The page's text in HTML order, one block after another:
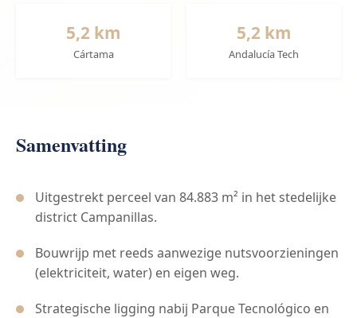
5,2 km
Cártama
5,2 km
Andalucía Tech
Samenvatting
Uitgestrekt perceel van 84.883 m² in het stedelijke
district Campanillas.
Bouwrijp met reeds aanwezige nutsvoorzieningen
(elektriciteit, water) en eigen weg.
Strategische ligging nabij Parque Tecnológico en